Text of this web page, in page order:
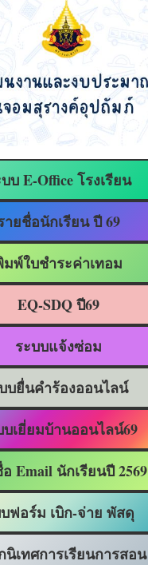
บ E-Office โรงเรียน
ายชื่อนักเรียน ปี 69
พ์ใบชำระค่าเทอม
EQ-SDQ ปี69
ระบบแจ้งซ่อม
บยื่นคำร้องออนไลน์
บเยี่ยมบ้านออนไลน์69
Email นักเรียนปี 2569
ฟอร์ม เบิก-จ่าย พัสดุ
เทศการเรียนการสอน